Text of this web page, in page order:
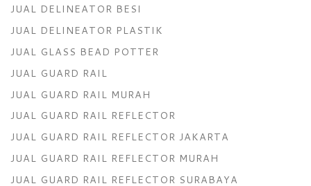
JUAL DELINEATOR BESI
JUAL DELINEATOR PLASTIK
JUAL GLASS BEAD POTTER
JUAL GUARD RAIL
JUAL GUARD RAIL MURAH
JUAL GUARD RAIL REFLECTOR
JUAL GUARD RAIL REFLECTOR JAKARTA
JUAL GUARD RAIL REFLECTOR MURAH
JUAL GUARD RAIL REFLECTOR SURABAYA